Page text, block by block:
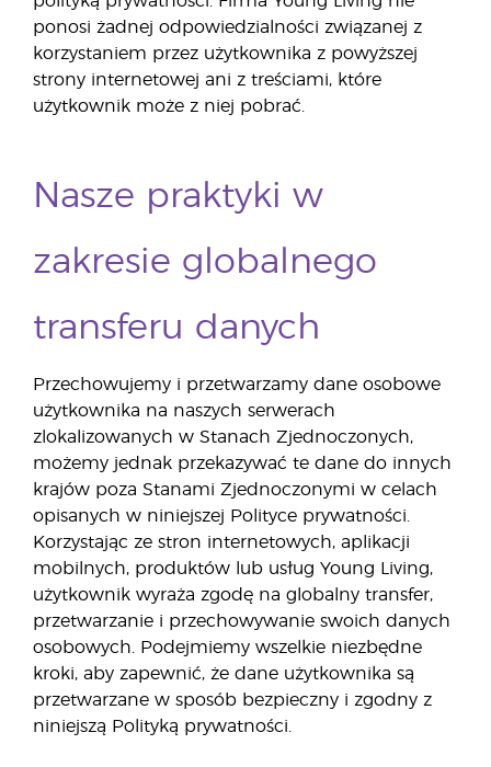
ponosi żadnej odpowiedzialności związanej z
korzystaniem przez użytkownika z powyższej
strony internetowej ani z treściami, które
użytkownik może z niej pobrać.
Nasze praktyki w
zakresie globalnego
transferu danych
Przechowujemy i przetwarzamy dane osobowe
użytkownika na naszych serwerach
zlokalizowanych w Stanach Zjednoczonych,
możemy jednak przekazywać te dane do innych
krajów poza Stanami Zjednoczonymi w celach
opisanych w niniejszej Polityce prywatności.
Korzystając ze stron internetowych, aplikacji
mobilnych, produktów lub usług Young Living,
użytkownik wyraża zgodę na globalny transfer,
przetwarzanie i przechowywanie swoich danych
osobowych. Podejmiemy wszelkie niezbędne
kroki, aby zapewnić, że dane użytkownika są
przetwarzane w sposób bezpieczny i zgodny z
niniejszą Polityką prywatności.